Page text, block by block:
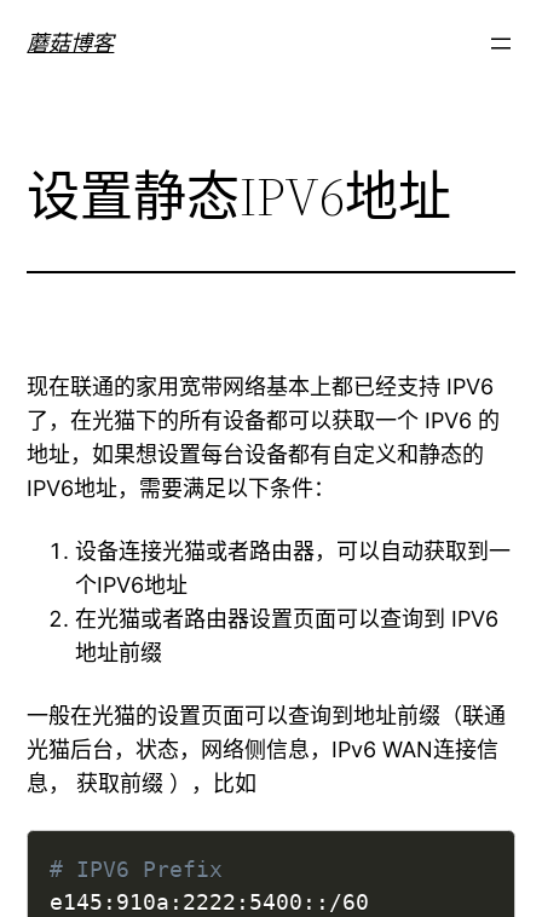
蘑菇博客
设置静态IPV6地址
现在联通的家用宽带网络基本上都已经支持 IPV6
了，在光猫下的所有设备都可以获取一个 IPV6 的
地址，如果想设置每台设备都有自定义和静态的
IPV6地址，需要满足以下条件：
设备连接光猫或者路由器，可以自动获取到一
个IPV6地址
在光猫或者路由器设置页面可以查询到 IPV6
地址前缀
一般在光猫的设置页面可以查询到地址前缀（联通
光猫后台，状态，网络侧信息，IPv6 WAN连接信
息， 获取前缀 ），比如
# IPV6 Prefix
e145:910a:2222:5400::/60